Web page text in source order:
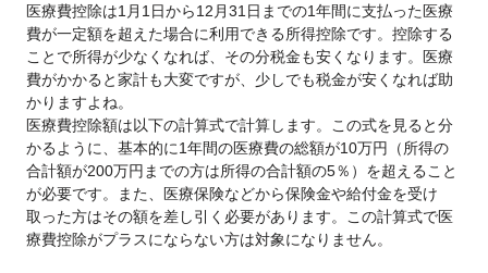
医療費控除は1月1日から12月31日までの1年間に支払った医療
費が一定額を超えた場合に利用できる所得控除です。控除する
ことで所得が少なくなれば、その分税金も安くなります。医療
費がかかると家計も大変ですが、少しでも税金が安くなれば助
かりますよね。
医療費控除額は以下の計算式で計算します。この式を見ると分
かるように、基本的に1年間の医療費の総額が10万円（所得の
合計額が200万円までの方は所得の合計額の5％）を超えること
が必要です。また、医療保険などから保険金や給付金を受け
取った方はその額を差し引く必要があります。この計算式で医
療費控除がプラスにならない方は対象になりません。